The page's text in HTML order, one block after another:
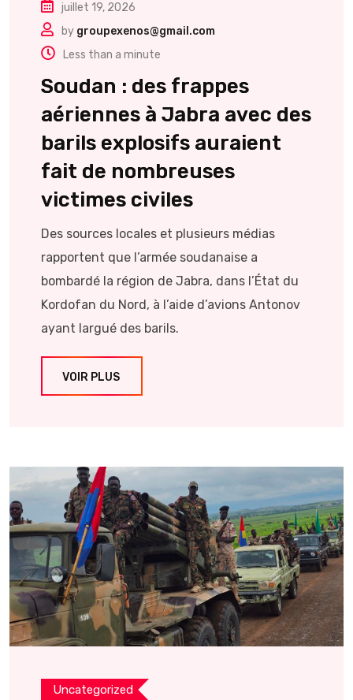
juillet 19, 2026
by groupexenos@gmail.com
Less than a minute
Soudan : des frappes
aériennes à Jabra avec des
barils explosifs auraient
fait de nombreuses
victimes civiles
Des sources locales et plusieurs médias
rapportent que l’armée soudanaise a
bombardé la région de Jabra, dans l’État du
Kordofan du Nord, à l’aide d’avions Antonov
ayant largué des barils.
VOIR PLUS
Uncategorized